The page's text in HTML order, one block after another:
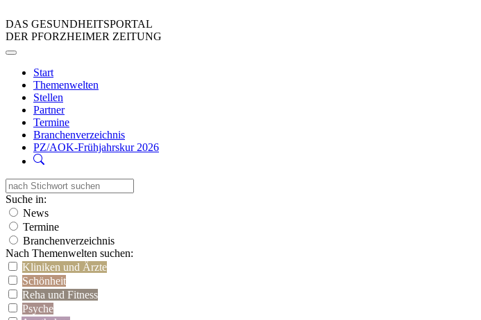
DAS GESUNDHEITSPORTAL
DER PFORZHEIMER ZEITUNG
Start
Themenwelten
Stellen
Partner
Termine
Branchenverzeichnis
PZ/AOK-Frühjahrskur 2026
Suche in:
News
Termine
Branchenverzeichnis
Nach Themenwelten suchen:
Kliniken und Ärzte
Schönheit
Reha und Fitness
Psyche